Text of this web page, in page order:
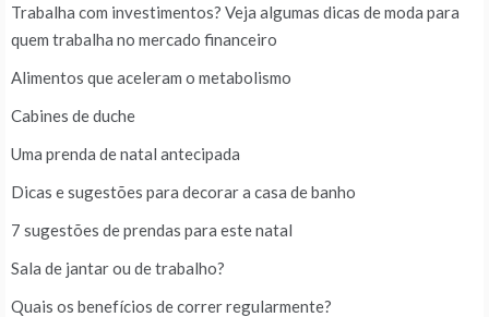
Trabalha com investimentos? Veja algumas dicas de moda para
quem trabalha no mercado financeiro
Alimentos que aceleram o metabolismo
Cabines de duche
Uma prenda de natal antecipada
Dicas e sugestões para decorar a casa de banho
7 sugestões de prendas para este natal
Sala de jantar ou de trabalho?
Quais os benefícios de correr regularmente?